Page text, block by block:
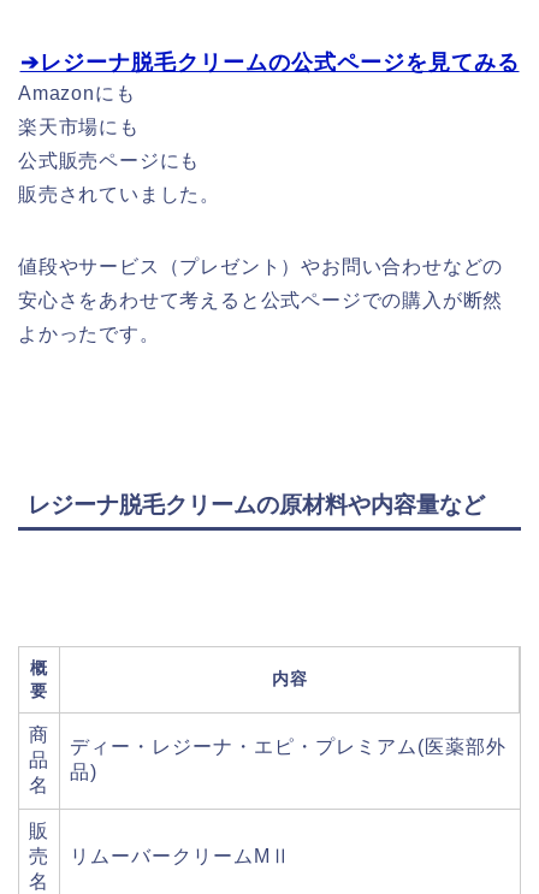
➔レジーナ脱毛クリームの公式ページを見てみる
Amazonにも
楽天市場にも
公式販売ページにも
販売されていました。
値段やサービス（プレゼント）やお問い合わせなどの
安心さをあわせて考えると公式ページでの購入が断然
よかったです。
レジーナ脱毛クリームの原材料や内容量など
概
要
内容
商
品
名
ディー・レジーナ・エピ・プレミアム(医薬部外
品)
販
売
名
リムーバークリームMⅡ